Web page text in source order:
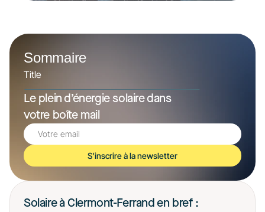
Solaire à Clermont-Ferrand en bref :
Sommaire
Title
Le plein d’énergie solaire dans
votre boîte mail
S'inscrire à la newsletter